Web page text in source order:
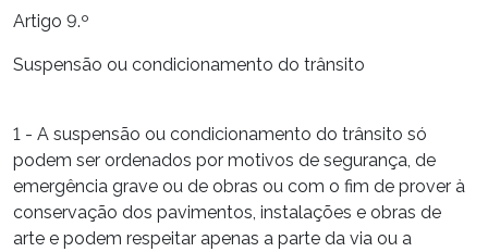
Artigo 9.º
Suspensão ou condicionamento do trânsito
1 - A suspensão ou condicionamento do trânsito só
podem ser ordenados por motivos de segurança, de
emergência grave ou de obras ou com o fim de prover à
conservação dos pavimentos, instalações e obras de
arte e podem respeitar apenas a parte da via ou a